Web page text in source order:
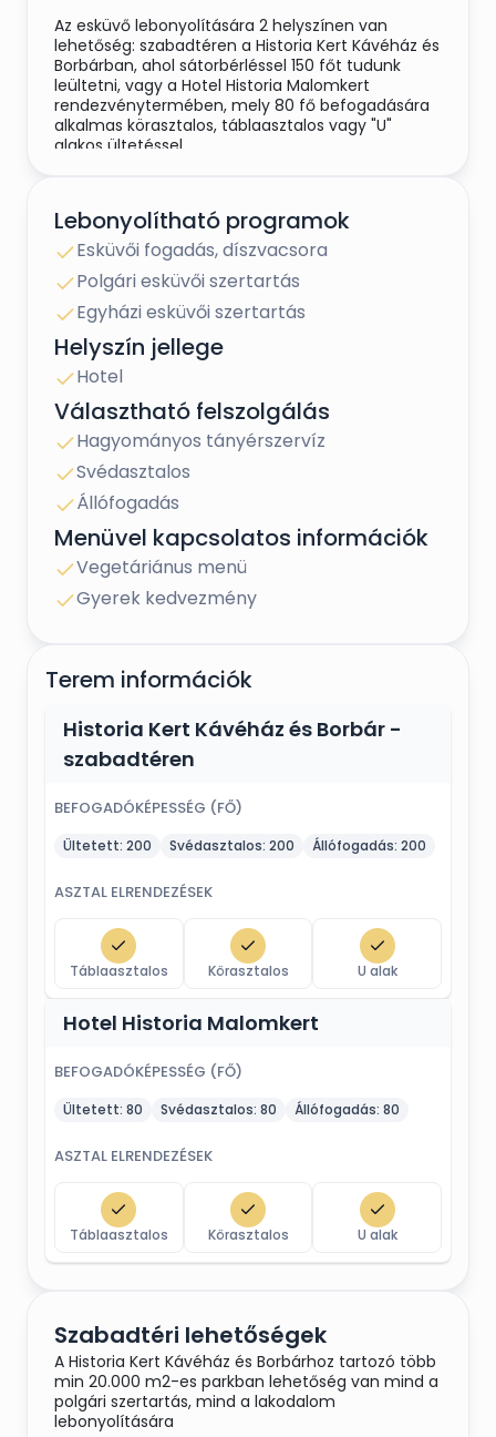
Az esküvő lebonyolítására 2 helyszínen van
lehetőség: szabadtéren a Historia Kert Kávéház és
Borbárban, ahol sátorbérléssel 150 főt tudunk
leültetni, vagy a Hotel Historia Malomkert
rendezvénytermében, mely 80 fő befogadására
alkalmas körasztalos, táblaasztalos vagy "U"
alakos ültetéssel.
Minden ami egy esküvőhöz kell:
Festői szépségű természeti környezet
panorámával a Veszprémi Várra
·
Szabadtéri polgári és egyházi ceremónia a
Historia Kertben
·
Az Ifjú Pár részére: ajándék szoba
várpanorámával a nászéjszakára
·
A násznép részére kedvezményes
szobaárak
·
Négycsillagos szállodai szolgáltatások
·
Egyedi menüajánlatok: hagyományos,
nemzetközi, akár diéták és ételallergiák esetére is
·
Gyermekkedvezmények
Esküvői torta cukrászatunkból
Körasztalos vagy táblaasztalos elrendezés
területén
Díjmentes parkolási lehetőség
·
Igény esetén: hangosítás, fénytechnika,
Teljeskörű rendezvényszervezési
tanácsadás
Lebonyolítható programok
Esküvői fogadás, díszvacsora
Polgári esküvői szertartás
Egyházi esküvői szertartás
Helyszín jellege
Hotel
Választható felszolgálás
Hagyományos tányérszervíz
Svédasztalos
Állófogadás
Menüvel kapcsolatos információk
Vegetáriánus menü
Gyerek kedvezmény
Terem információk
Historia Kert Kávéház és Borbár -
szabadtéren
BEFOGADÓKÉPESSÉG (FŐ)
Ültetett: 200 Svédasztalos: 200 Állófogadás: 200
ASZTAL ELRENDEZÉSEK
Táblaasztalos Körasztalos U alak
Hotel Historia Malomkert
BEFOGADÓKÉPESSÉG (FŐ)
Ültetett: 80 Svédasztalos: 80 Állófogadás: 80
ASZTAL ELRENDEZÉSEK
Táblaasztalos Körasztalos U alak
Szabadtéri lehetőségek
A Historia Kert Kávéház és Borbárhoz tartozó több
min 20.000 m2-es parkban lehetőség van mind a
polgári szertartás, mind a lakodalom
lebonyolítására